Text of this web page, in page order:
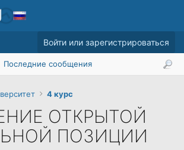
4 курс
ОТКРЫТОЙ
ПОЗИЦИИ
Последние сообщения
Войти или зарегистрироваться